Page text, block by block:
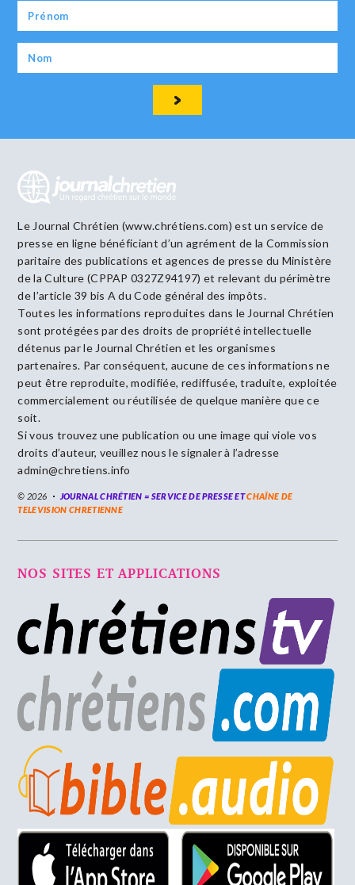
Le Journal Chrétien (www.chrétiens.com) est un service de
presse en ligne bénéficiant d’un agrément de la Commission
paritaire des publications et agences de presse du Ministère
de la Culture (CPPAP 0327Z94197) et relevant du périmètre
de l’article 39 bis A du Code général des impôts.
Toutes les informations reproduites dans le Journal Chrétien
sont protégées par des droits de propriété intellectuelle
détenus par le Journal Chrétien et les organismes
partenaires. Par conséquent, aucune de ces informations ne
peut être reproduite, modifiée, rediffusée, traduite, exploitée
commercialement ou réutilisée de quelque manière que ce
soit.
Si vous trouvez une publication ou une image qui viole vos
droits d’auteur, veuillez nous le signaler à l’adresse
admin@chretiens.info
© 2026 JOURNAL CHRÉTIEN = SERVICE DE PRESSE ETCHAÎNE DE
TELEVISION CHRETIENNE
NOS SITES ET APPLICATIONS